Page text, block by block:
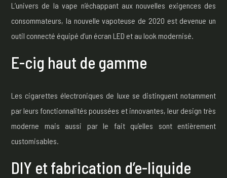
L’univers de la vape n’échappant aux nouvelles exigences des
consommateurs, la nouvelle vapoteuse de 2020 est devenue un
outil connecté équipé d’un écran LED et au look modernisé.
E-cig haut de gamme
Les cigarettes électroniques de luxe se distinguent notamment
par leurs fonctionnalités poussées et innovantes, leur design très
moderne mais aussi par le fait qu’elles sont entièrement
customisables.
DIY et fabrication d’e-liquide